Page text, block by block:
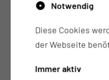
Notwendig
Diese Cookies
der Webseite
Immer aktiv